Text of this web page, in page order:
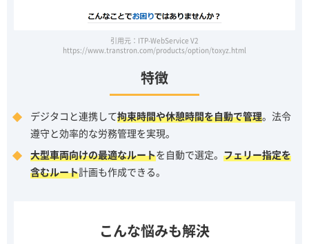
引用元：ITP-WebService V2
https://www.transtron.com/products/option/toxyz.html
特徴
デジタコと連携して拘束時間や休憩時間を自動で管理。法令
遵守と効率的な労務管理を実現。
大型車両向けの最適なルートを自動で選定。 フェリー指定を
含むルート計画も作成できる。
こんな悩みも解決